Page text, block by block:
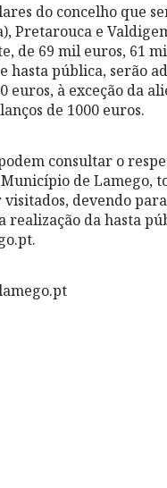
do concelho que
Pretarouca e
de 69 mil euros, 61
hasta pública, serão
euros, à exceção da
de 1000 euros.
consultar o
de Lamego,
devendo
realização da hasta